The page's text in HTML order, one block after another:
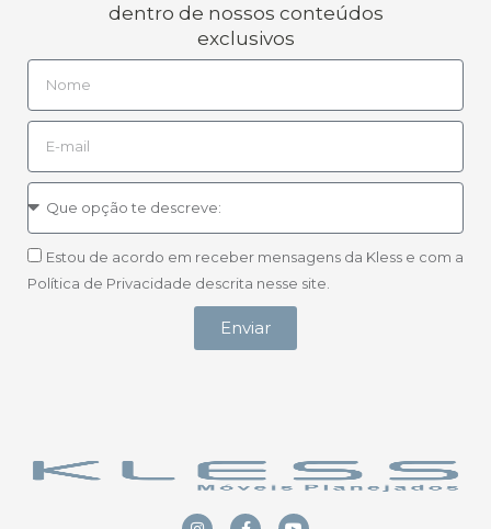
dentro de nossos conteúdos
exclusivos
Estou de acordo em receber mensagens da Kless e com a
Política de Privacidade descrita nesse site.
Enviar